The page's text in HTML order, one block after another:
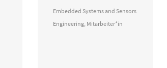
Embedded Systems and Sensors
Engineering, Mitarbeiter*in